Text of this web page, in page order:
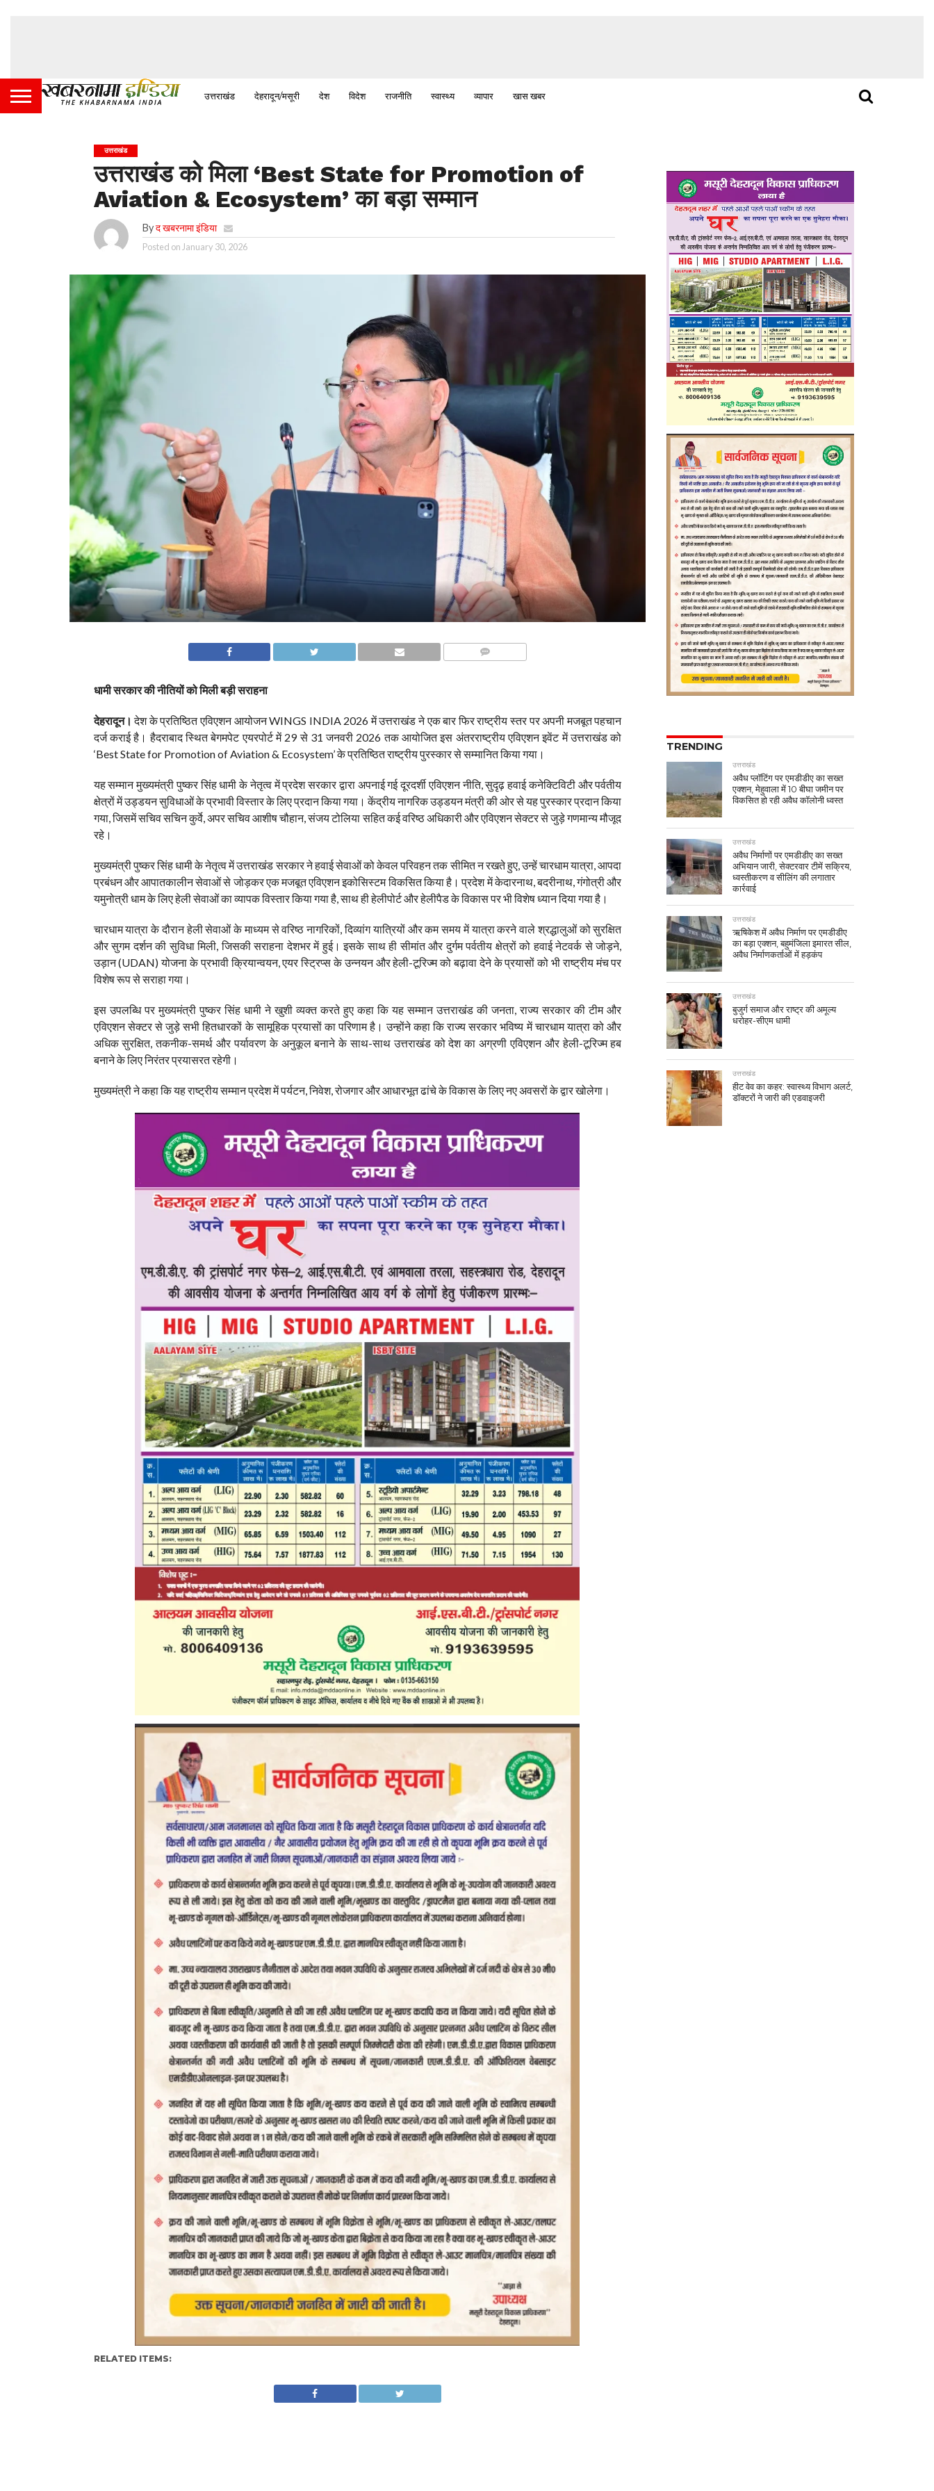
उत्तराखंड देहरादून/मसूरी देश विदेश राजनीति स्वास्थ्य व्यापार खास खबर
उत्तराखंड
उत्तराखंड को मिला ‘Best State for Promotion of
Aviation & Ecosystem’ का बड़ा सम्मान
Byद खबरनामा इंडिया
Posted on January 30, 2026
धामी सरकार की नीतियों को मिली बड़ी सराहना
देहरादून। देश के प्रतिष्ठित एविएशन आयोजन WINGS INDIA 2026 में उत्तराखंड ने एक बार फिर राष्ट्रीय स्तर पर अपनी मजबूत पहचान
दर्ज कराई है। हैदराबाद स्थित बेगमपेट एयरपोर्ट में 29 से 31 जनवरी 2026 तक आयोजित इस अंतरराष्ट्रीय एविएशन इवेंट में उत्तराखंड को
‘Best State for Promotion of Aviation & Ecosystem’ के प्रतिष्ठित राष्ट्रीय पुरस्कार से सम्मानित किया गया।
यह सम्मान मुख्यमंत्री पुष्कर सिंह धामी के नेतृत्व में प्रदेश सरकार द्वारा अपनाई गई दूरदर्शी एविएशन नीति, सुदृढ़ हवाई कनेक्टिविटी और पर्वतीय
क्षेत्रों में उड्डयन सुविधाओं के प्रभावी विस्तार के लिए प्रदान किया गया। केंद्रीय नागरिक उड्डयन मंत्री की ओर से यह पुरस्कार प्रदान किया
गया, जिसमें सचिव सचिन कुर्वे, अपर सचिव आशीष चौहान, संजय टोलिया सहित कई वरिष्ठ अधिकारी और एविएशन सेक्टर से जुड़े गणमान्य मौजूद
रहे।
मुख्यमंत्री पुष्कर सिंह धामी के नेतृत्व में उत्तराखंड सरकार ने हवाई सेवाओं को केवल परिवहन तक सीमित न रखते हुए, उन्हें चारधाम यात्रा, आपदा
प्रबंधन और आपातकालीन सेवाओं से जोड़कर एक मजबूत एविएशन इकोसिस्टम विकसित किया है। प्रदेश में केदारनाथ, बदरीनाथ, गंगोत्री और
यमुनोत्री धाम के लिए हेली सेवाओं का व्यापक विस्तार किया गया है, साथ ही हेलीपोर्ट और हेलीपैड के विकास पर भी विशेष ध्यान दिया गया है।
चारधाम यात्रा के दौरान हेली सेवाओं के माध्यम से वरिष्ठ नागरिकों, दिव्यांग यात्रियों और कम समय में यात्रा करने वाले श्रद्धालुओं को सुरक्षित
और सुगम दर्शन की सुविधा मिली, जिसकी सराहना देशभर में हुई। इसके साथ ही सीमांत और दुर्गम पर्वतीय क्षेत्रों को हवाई नेटवर्क से जोड़ने,
उड़ान (UDAN) योजना के प्रभावी क्रियान्वयन, एयर स्ट्रिप्स के उन्नयन और हेली-टूरिज्म को बढ़ावा देने के प्रयासों को भी राष्ट्रीय मंच पर
विशेष रूप से सराहा गया।
इस उपलब्धि पर मुख्यमंत्री पुष्कर सिंह धामी ने खुशी व्यक्त करते हुए कहा कि यह सम्मान उत्तराखंड की जनता, राज्य सरकार की टीम और
एविएशन सेक्टर से जुड़े सभी हितधारकों के सामूहिक प्रयासों का परिणाम है। उन्होंने कहा कि राज्य सरकार भविष्य में चारधाम यात्रा को और
अधिक सुरक्षित, तकनीक-समर्थ और पर्यावरण के अनुकूल बनाने के साथ-साथ उत्तराखंड को देश का अग्रणी एविएशन और हेली-टूरिज्म हब
बनाने के लिए निरंतर प्रयासरत रहेगी।
मुख्यमंत्री ने कहा कि यह राष्ट्रीय सम्मान प्रदेश में पर्यटन, निवेश, रोजगार और आधारभूत ढांचे के विकास के लिए नए अवसरों के द्वार खोलेगा।
RELATED ITEMS:
TRENDING
उत्तराखंड
अवैध प्लॉटिंग पर एमडीडीए का सख्त
एक्शन, मेहुवाला में 10 बीघा जमीन पर
विकसित हो रही अवैध कॉलोनी ध्वस्त
उत्तराखंड
अवैध निर्माणों पर एमडीडीए का सख्त
अभियान जारी, सेक्टरवार टीमें सक्रिय,
ध्वस्तीकरण व सीलिंग की लगातार
कार्रवाई
उत्तराखंड
ऋषिकेश में अवैध निर्माण पर एमडीडीए
का बड़ा एक्शन, बहुमंजिला इमारत सील,
अवैध निर्माणकर्ताओं में हड़कंप
उत्तराखंड
बुजुर्ग समाज और राष्ट्र की अमूल्य
धरोहर-सीएम धामी
उत्तराखंड
हीट वेव का कहर: स्वास्थ्य विभाग अलर्ट,
डॉक्टरों ने जारी की एडवाइजरी